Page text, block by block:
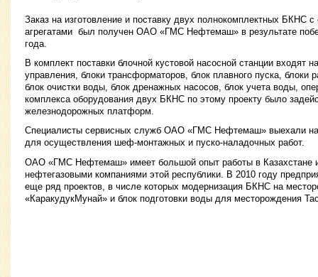
Заказ на изготовление и поставку двух полнокомплектных БКНС
агрегатами был получен ОАО «ГМС Нефтемаш» в результате
года.
В комплект поставки блочной кустовой насосной станции входят
управления, блоки трансформаторов, блок плавного пуска, блоки
блок очистки воды, блок дренажных насосов, блок учета воды,
комплекса оборудования двух БКНС по этому проекту было
железнодорожных платформ.
Специалисты сервисных служб ОАО «ГМС Нефтемаш» выехали на
для осуществления шеф-монтажных и пуско-наладочных работ.
ОАО «ГМС Нефтемаш» имеет большой опыт работы в Казахстане
нефтегазовыми компаниями этой республики. В 2010 году
еще ряд проектов, в числе которых модернизация БКНС на
«КаракудукМунай» и блок подготовки воды для месторождения